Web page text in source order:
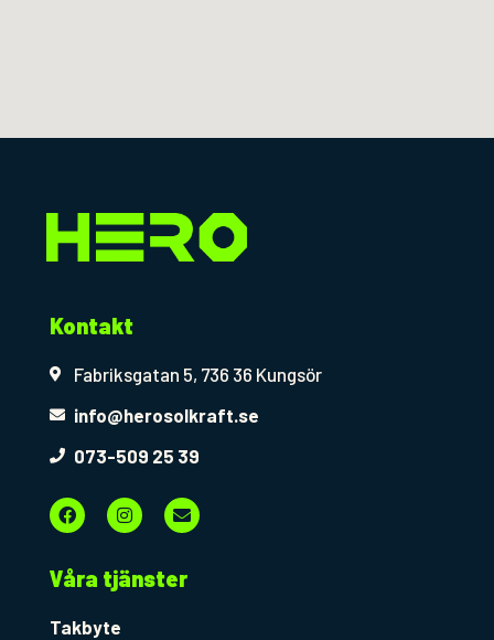
Kontakt
Fabriksgatan 5, 736 36 Kungsör
info@herosolkraft.se
073-509 25 39
F
a
c
b
o
k
I
n
s
a
g
E
n
v
o
Våra tjänster
Takbyte